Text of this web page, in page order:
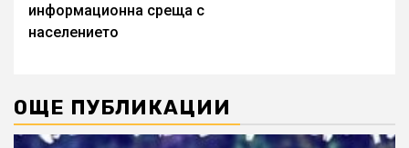
информационна среща с
населението
ОЩЕ ПУБЛИКАЦИИ